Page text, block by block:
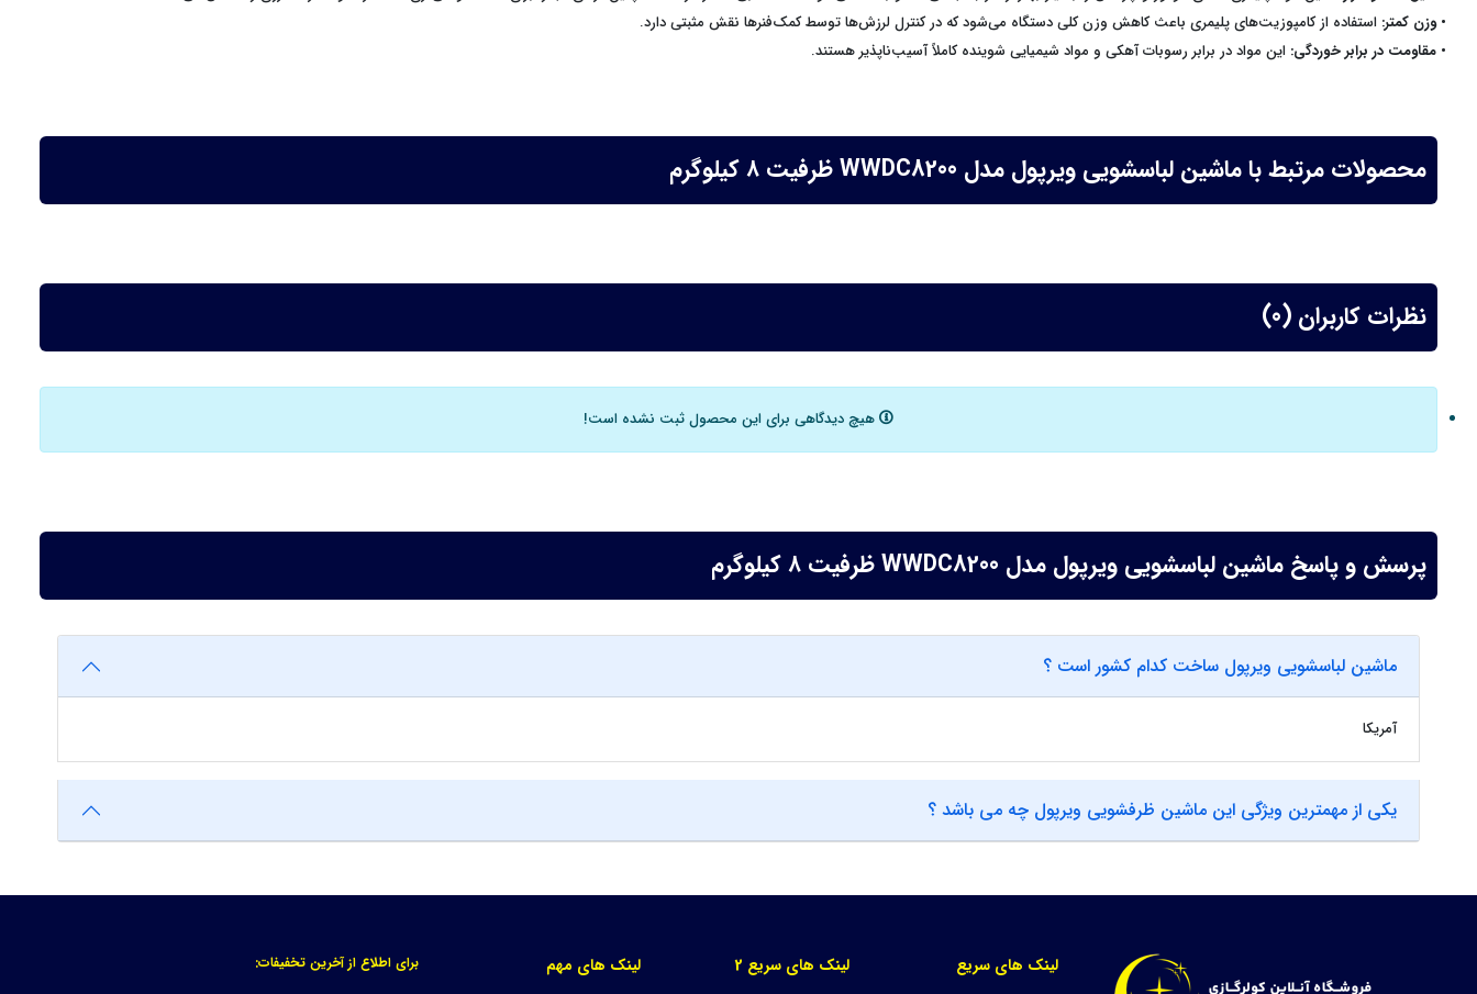
• وزن کمتر: استفاده از کامپوزیت‌های پلیمری باعث کاهش وزن کلی دستگاه می‌شود که در کنترل لرزش‌ها توسط کمک‌فنرها نقش مثبتی دارد.
• مقاومت در برابر خوردگی: این مواد در برابر رسوبات آهکی و مواد شیمیایی شوینده کاملاً آسیب‌ناپذیر هستند.
محصولات مرتبط با ماشین لباسشویی ویرپول مدل WWDC8200 ظرفیت ۸ کیلوگرم
نظرات کاربران (0)
هیچ دیدگاهی برای این محصول ثبت نشده است!
پرسش و پاسخ ماشین لباسشویی ویرپول مدل WWDC8200 ظرفیت ۸ کیلوگرم
ماشین لباسشویی ویرپول ساخت کدام کشور است ؟
آمریکا
یکی از مهمترین ویژگی این ماشین ظرفشویی ویرپول چه می باشد ؟
لینک های سریع لینک های سریع 2 لینک های مهم برای اطلاع از آخرین تخفیفات: